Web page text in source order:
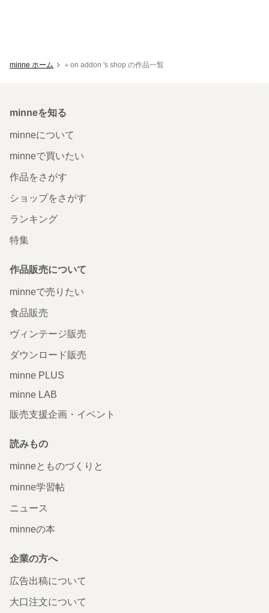
minne ホーム ＋on addon 's shop の作品一覧
minneを知る
minneについて
minneで買いたい
作品をさがす
ショップをさがす
ランキング
特集
作品販売について
minneで売りたい
食品販売
ヴィンテージ販売
ダウンロード販売
minne PLUS
minne LAB
販売支援企画・イベント
読みもの
minneとものづくりと
minne学習帖
ニュース
minneの本
企業の方へ
広告出稿について
大口注文について